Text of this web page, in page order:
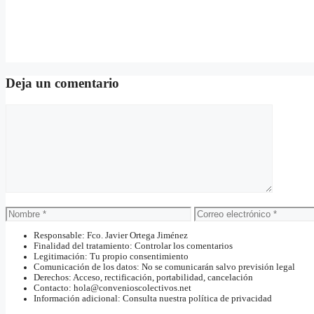
Deja un comentario
Nombre
Correo
electrónico
Responsable: Fco. Javier Ortega Jiménez
Finalidad del tratamiento: Controlar los comentarios
Legitimación: Tu propio consentimiento
Comunicación de los datos: No se comunicarán salvo previsión legal
Derechos: Acceso, rectificación, portabilidad, cancelación
Contacto: hola@convenioscolectivos.net
Información adicional: Consulta nuestra política de privacidad